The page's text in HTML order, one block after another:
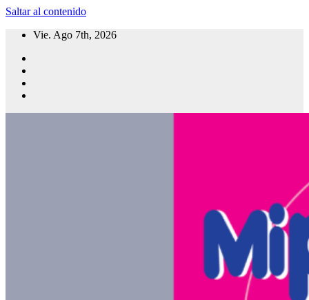
Saltar al contenido
Vie. Ago 7th, 2026